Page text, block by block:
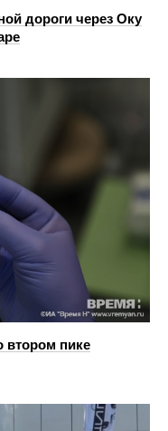
дороги через Оку
втором пике